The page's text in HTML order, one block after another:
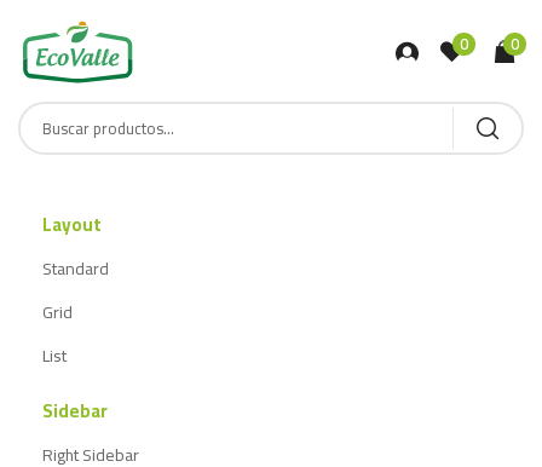
0 0
Layout
Standard
Grid
List
Sidebar
Right Sidebar